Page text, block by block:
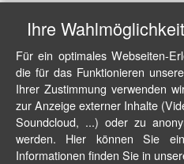
Ihre
Für ein optimales Webseiten-
die für das Funktionieren
Ihrer Zustimmung verwenden
zur Anzeige externer Inhalte
Soundcloud, ...) oder zu
werden. Hier können Sie
Informationen finden Sie in